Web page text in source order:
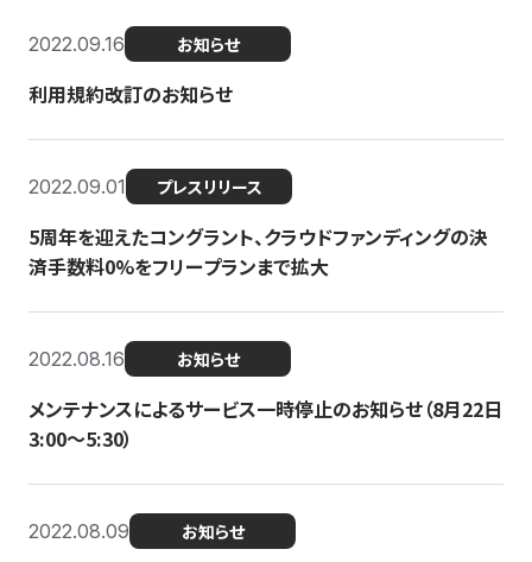
2022.09.16 お知らせ
利用規約改訂のお知らせ
2022.09.01 プレスリリース
5周年を迎えたコングラント、クラウドファンディングの決
済手数料0%をフリープランまで拡大
2022.08.16 お知らせ
メンテナンスによるサービス一時停止のお知らせ（8月22日
3:00〜5:30）
2022.08.09 お知らせ